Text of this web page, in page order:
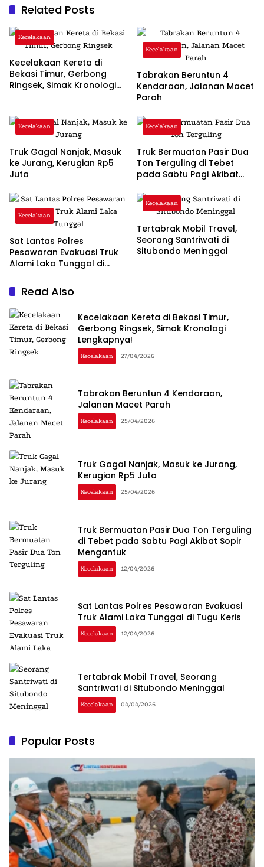
Related Posts
Kecelakaan
Kecelakaan Kereta di
Bekasi Timur, Gerbong
Ringsek, Simak Kronologi
Kecelakaan
Tabrakan Beruntun 4
Kendaraan, Jalanan Macet
Parah
Kecelakaan
Truk Gagal Nanjak, Masuk
ke Jurang, Kerugian Rp5
Juta
Kecelakaan
Truk Bermuatan Pasir Dua
Ton Terguling di Tebet
pada Sabtu Pagi Akibat
Kecelakaan
Sat Lantas Polres
Pesawaran Evakuasi Truk
Alami Laka Tunggal di
Kecelakaan
Tertabrak Mobil Travel,
Seorang Santriwati di
Situbondo Meninggal
Read Also
Kecelakaan Kereta di Bekasi Timur,
Gerbong Ringsek, Simak Kronologi
Lengkapnya!
Kecelakaan 27/04/2026
Tabrakan Beruntun 4 Kendaraan,
Jalanan Macet Parah
Kecelakaan 25/04/2026
Truk Gagal Nanjak, Masuk ke Jurang,
Kerugian Rp5 Juta
Kecelakaan 25/04/2026
Truk Bermuatan Pasir Dua Ton Terguling
di Tebet pada Sabtu Pagi Akibat Sopir
Mengantuk
Kecelakaan 12/04/2026
Sat Lantas Polres Pesawaran Evakuasi
Truk Alami Laka Tunggal di Tugu Keris
Kecelakaan 12/04/2026
Tertabrak Mobil Travel, Seorang
Santriwati di Situbondo Meninggal
Kecelakaan 04/04/2026
Popular Posts